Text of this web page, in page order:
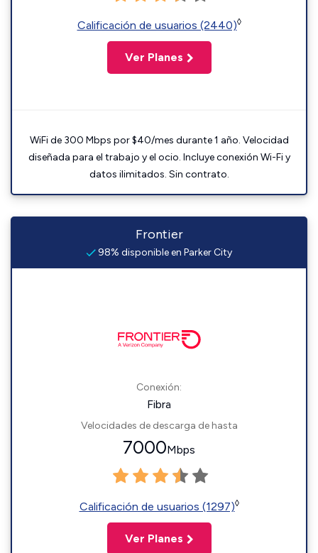
Calificación de usuarios (2440)◊
Ver Planes
WiFi de 300 Mbps por $40/mes durante 1 año. Velocidad
diseñada para el trabajo y el ocio. Incluye conexión Wi-Fi y
datos ilimitados. Sin contrato.
Frontier
98% disponible en Parker City
Conexión:
Fibra
Velocidades de descarga de hasta
7000Mbps
Calificación de usuarios (1297)◊
Ver Planes